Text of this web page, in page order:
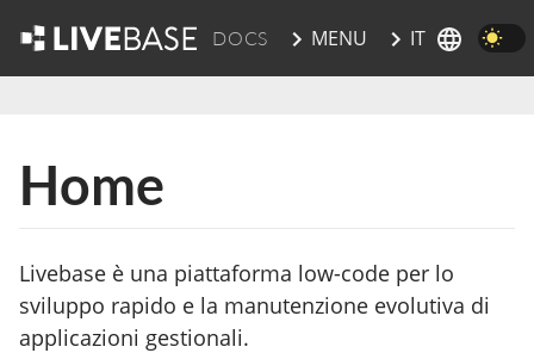
DOCS MENU IT
Home
Livebase è una piattaforma low-code per lo
sviluppo rapido e la manutenzione evolutiva di
applicazioni gestionali.